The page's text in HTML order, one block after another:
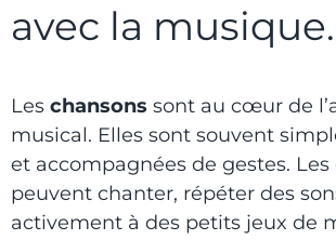
avec la musique.
Les chansons sont au cœur de
musical. Elles sont souvent
et accompagnées de gestes.
peuvent chanter, répéter des
activement à des petits jeux de